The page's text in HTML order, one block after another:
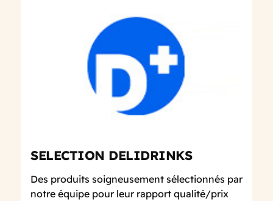
SELECTION DELIDRINKS
Des produits soigneusement sélectionnés par
notre équipe pour leur rapport qualité/prix